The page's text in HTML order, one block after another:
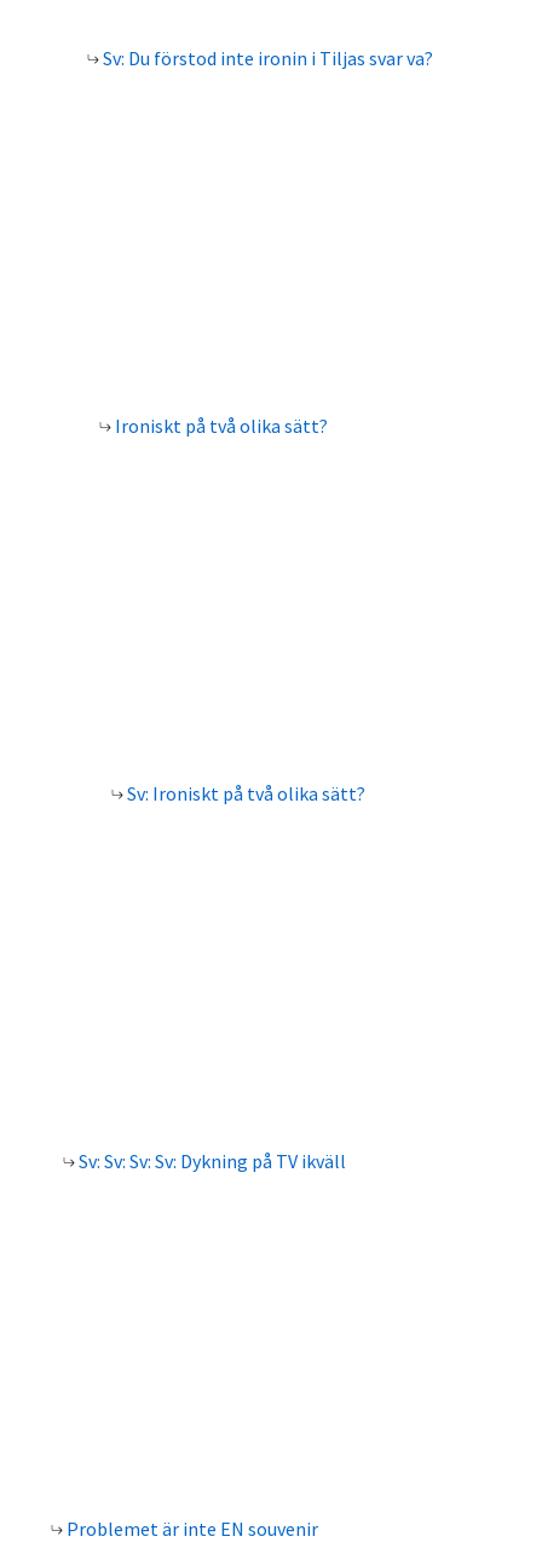
Sv: Du förstod inte ironin i Tiljas svar va?
Ironiskt på två olika sätt?
Sv: Ironiskt på två olika sätt?
Sv: Sv: Sv: Sv: Dykning på TV ikväll
Problemet är inte EN souvenir